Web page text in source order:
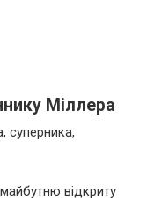
Міллера
суперника,
відкриту